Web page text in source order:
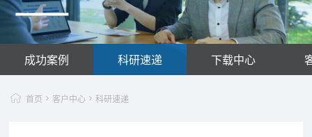
成功案例 科研速递 下载中心
首页 客户中心 科研速递